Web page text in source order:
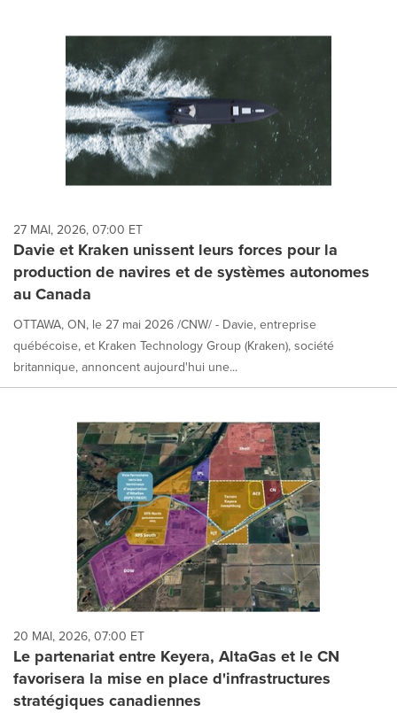
27 MAI, 2026, 07:00 ET
Davie et Kraken unissent leurs forces pour la
production de navires et de systèmes autonomes
au Canada
OTTAWA, ON, le 27 mai 2026 /CNW/ - Davie, entreprise
québécoise, et Kraken Technology Group (Kraken), société
britannique, annoncent aujourd'hui une...
20 MAI, 2026, 07:00 ET
Le partenariat entre Keyera, AltaGas et le CN
favorisera la mise en place d'infrastructures
stratégiques canadiennes